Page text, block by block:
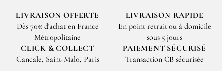
LIVRAISON OFFERTE
Dès 70€ d'achat en France
Métropolitaine
LIVRAISON RAPIDE
En point retrait ou à domicile
sous 5 jours
CLICK & COLLECT
Cancale, Saint-Malo, Paris
PAIEMENT SÉCURISÉ
Transaction CB sécurisée